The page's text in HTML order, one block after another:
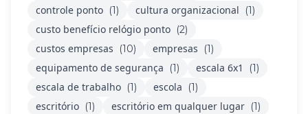
controle ponto (1) cultura organizacional (1)
custo benefício relógio ponto (2)
custos empresas (10) empresas (1)
equipamento de segurança (1) escala 6x1 (1)
escala de trabalho (1) escola (1)
escritório (1) escritório em qualquer lugar (1)